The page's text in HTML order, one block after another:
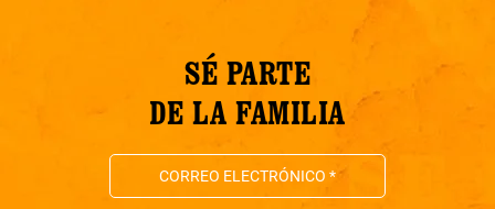
SÉ PARTE
DE LA FAMILIA